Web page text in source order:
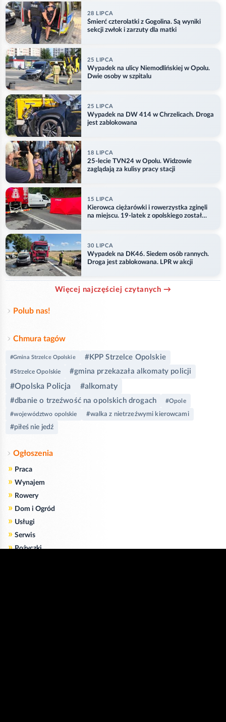
28 LIPCA
Śmierć czterolatki z Gogolina. Są wyniki
sekcji zwłok i zarzuty dla matki
25 LIPCA
Wypadek na ulicy Niemodlińskiej w Opolu.
Dwie osoby w szpitalu
25 LIPCA
Wypadek na DW 414 w Chrzelicach. Droga
jest zablokowana
18 LIPCA
25-lecie TVN24 w Opolu. Widzowie
zaglądają za kulisy pracy stacji
15 LIPCA
Kierowca ciężarówki i rowerzystka zginęli
na miejscu. 19-latek z opolskiego został
30 LIPCA
Wypadek na DK46. Siedem osób rannych.
Droga jest zablokowana. LPR w akcji
Więcej najczęściej czytanych →
Polub nas!
Chmura tagów
#Gmina Strzelce Opolskie #KPP Strzelce Opolskie
#Strzelce Opolskie #gmina przekazała alkomaty policji
#Opolska Policja #alkomaty
#dbanie o trzeźwość na opolskich drogach #Opole
#województwo opolskie #walka z nietrzeźwymi kierowcami
#piłeś nie jedź
Ogłoszenia
» Praca
» Wynajem
» Rowery
» Dom i Ogród
» Usługi
» Serwis
» Pożyczki